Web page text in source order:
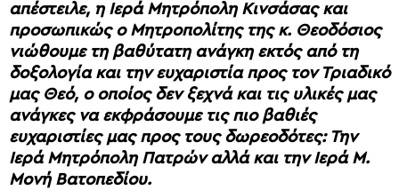
απέστειλε, η Ιερά Μητρόπολη Κινσάσας και
προσωπικώς ο Μητροπολίτης της κ. Θεοδόσιος
νιώθουμε τη βαθύτατη ανάγκη εκτός από τη
δοξολογία και την ευχαριστία προς τον Τριαδικό
μας Θεό, ο οποίος δεν ξεχνά και τις υλικές μας
ανάγκες να εκφράσουμε τις πιο βαθιές
ευχαριστίες μας προς τους δωρεοδότες: Την
Ιερά Μητρόπολη Πατρών αλλά και την Ιερά Μ.
Μονή Βατοπεδίου.